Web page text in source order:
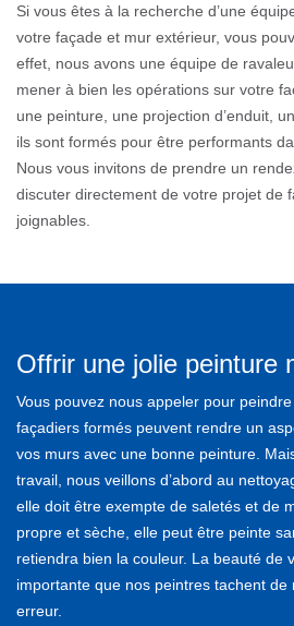
Si vous êtes à la recherche d’une
votre façade et mur extérieur, vous
effet, nous avons une équipe de
mener à bien les opérations sur votre
une peinture, une projection d’enduit,
ils sont formés pour être performants
Nous vous invitons de prendre un
discuter directement de votre projet de
joignables.
Offrir une jolie peinture
Vous pouvez nous appeler pour
façadiers formés peuvent rendre un
vos murs avec une bonne peinture.
travail, nous veillons d’abord au
elle doit être exempte de saletés et de
propre et sèche, elle peut être peinte
retiendra bien la couleur. La beauté de
importante que nos peintres tachent
erreur.